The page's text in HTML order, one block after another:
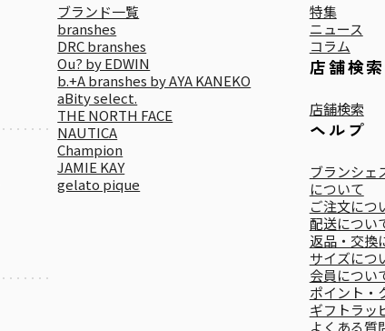
ブランド一覧
branshes
DRC branshes
Ou? by EDWIN
b.+A branshes by AYA KANEKO
aBity select.
THE NORTH FACE
NAUTICA
Champion
JAMIE KAY
gelato pique
特集
ニュース
コラム
店舗検索
店舗検索
ヘルプ
ブランシェ
について
ご注文につ
配送につい
返品・交換
サイズにつ
会員につい
ポイント・
ギフトラッ
よくある質